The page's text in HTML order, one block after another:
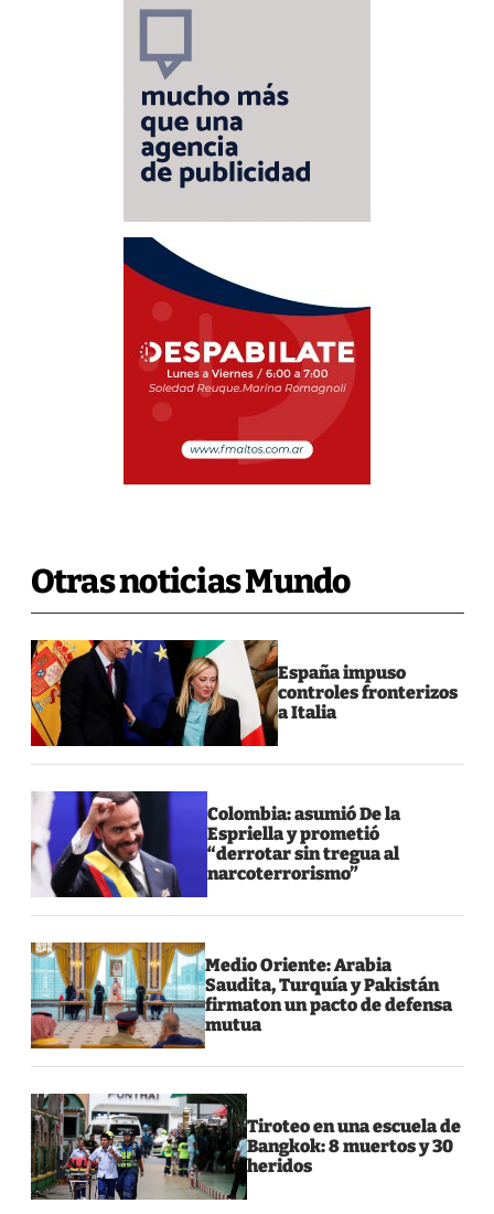
Otras noticias Mundo
España impuso
controles fronterizos
a Italia
Colombia: asumió De la
Espriella y prometió
“derrotar sin tregua al
narcoterrorismo”
Medio Oriente: Arabia
Saudita, Turquía y Pakistán
firmaton un pacto de defensa
mutua
Tiroteo en una escuela de
Bangkok: 8 muertos y 30
heridos